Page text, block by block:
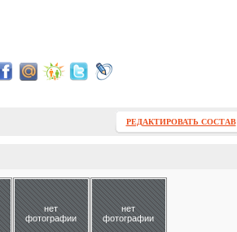
РЕДАКТИРОВАТЬ СОСТАВ
нет
фотографии
нет
фотографии